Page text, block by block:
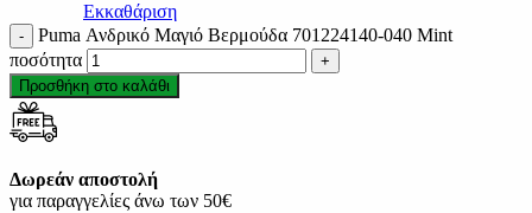
Εκκαθάριση
Puma Ανδρικό Μαγιό Bερμούδα 701224140-040 Mint
ποσότητα
Προσθήκη στο καλάθι
Δωρεάν αποστολή
για παραγγελίες άνω των 50€